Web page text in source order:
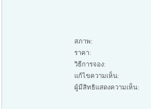
สภาพ:
ราคา:
วิธีการจอง:
แก้ไขความเห็น:
ผู้มีสิทธิแสดงความเห็น: